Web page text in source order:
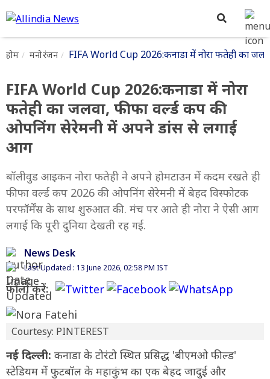
होम मनोरंजन FIFA World Cup 2026:कनाडा में नोरा फतेही का
FIFA World Cup 2026:कनाडा में नोरा
फतेही का जलवा, फीफा वर्ल्ड कप की
ओपनिंग सेरेमनी में अपने डांस से लगाई
आग
बॉलीवुड आइकन नोरा फतेही ने अपने होमटाउन में कदम रखते ही
फीफा वर्ल्ड कप 2026 की ओपनिंग सेरेमनी में बेहद विस्फोटक
परफॉर्मेंस के साथ शुरुआत की. मंच पर आते ही नोरा ने ऐसी आग
लगाई कि पूरी दुनिया देखती रह गई.
News Desk
Last Updated : 13 June 2026, 02:58 PM IST
फॉलो करें:
Courtesy: PINTEREST
नई दिल्ली: कनाडा के टोरंटो स्थित प्रसिद्ध 'बीएमओ फील्ड'
स्टेडियम में फुटबॉल के महाकुंभ का एक बेहद जादुई और